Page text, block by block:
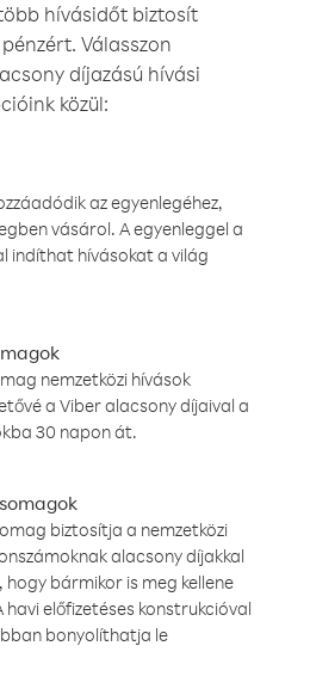
hívásidőt biztosít
Válasszon
díjazású hívási
közül:
az egyenlegéhez,
vásárol. A egyenleggel a
indíthat hívásokat a világ
nemzetközi hívások
a Viber alacsony díjaival a
30 napon át.
biztosítja a nemzetközi
alacsony díjakkal
bármikor is meg kellene
előfizetéses konstrukcióval
bonyolíthatja le